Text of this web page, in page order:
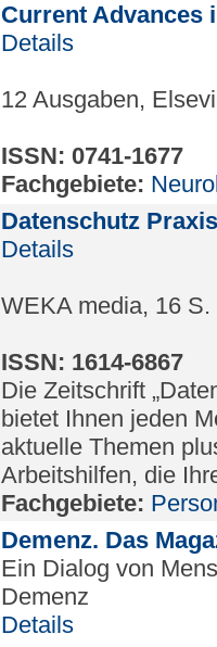
Current Advances
Details
12 Ausgaben,
ISSN: 0741-1677
Fachgebiete:
Datenschutz Praxis
Details
WEKA media, 16 S.
ISSN: 1614-6867
Die Zeitschrift
bietet Ihnen jeden
aktuelle Themen
Arbeitshilfen, die
Fachgebiete:
Demenz. Das
Ein Dialog von
Demenz
Details